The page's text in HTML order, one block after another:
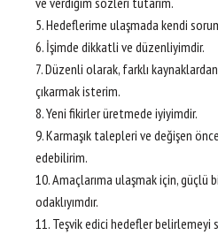
5. Hedeflerime ulaşmada kendi
6. İşimde dikkatli ve düzenliyimdir.
7. Düzenli olarak, farklı
çıkarmak isterim.
8. Yeni fikirler üretmede iyiyimdir.
9. Karmaşık talepleri ve değişen
edebilirim.
10. Amaçlarıma ulaşmak için, güçlü
odaklıyımdır.
11. Teşvik edici hedefler belirlemeyi